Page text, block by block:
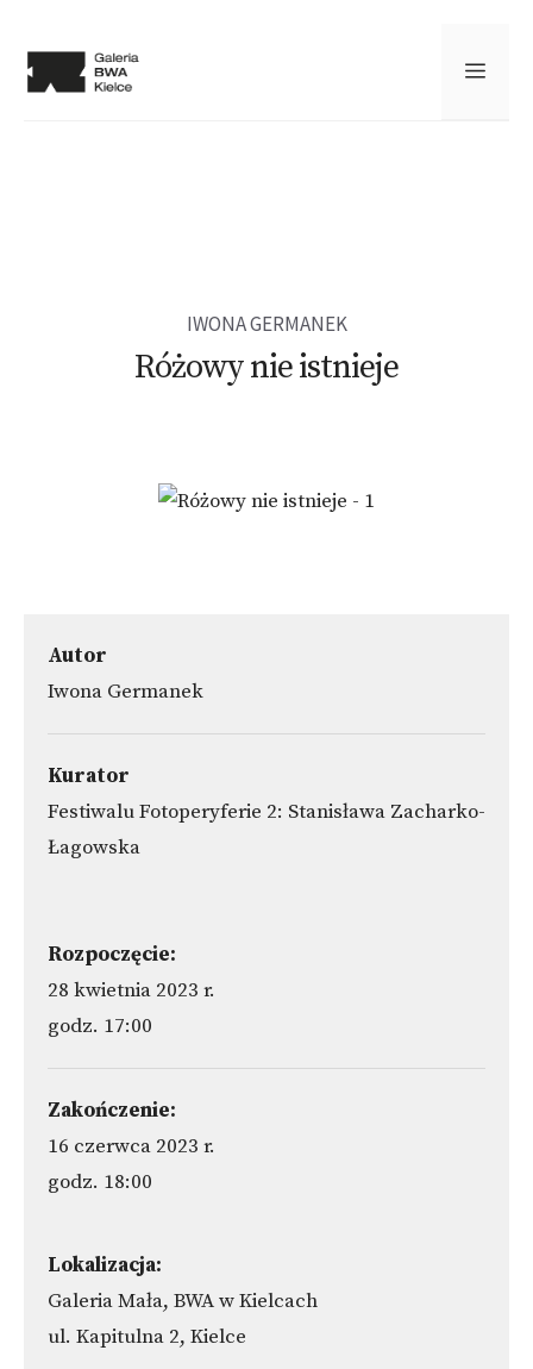
treści
IWONA GERMANEK
Różowy nie istnieje
Autor
Iwona Germanek
Kurator
Festiwalu Fotoperyferie 2: Stanisława Zacharko-
Łagowska
Rozpoczęcie:
28 kwietnia 2023 r.
godz. 17:00
Zakończenie:
16 czerwca 2023 r.
godz. 18:00
Lokalizacja:
Galeria Mała, BWA w Kielcach
ul. Kapitulna 2, Kielce